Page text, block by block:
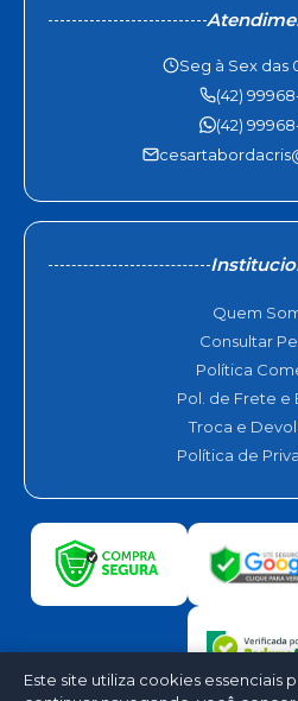
Seg à Sex das
(42)
(42)
Quem
Consultar
Política
Pol. de Frete e
Troca e
Política de
Este site utiliza cookies essenciais